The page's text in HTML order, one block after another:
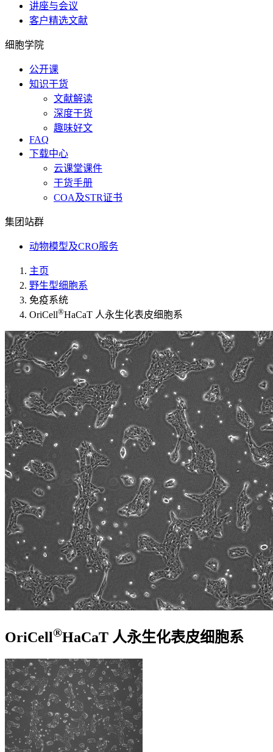
讲座与会议
客户精选文献
细胞学院
公开课
知识干货
文献解读
深度干货
趣味好文
FAQ
下载中心
云课堂课件
干货手册
COA及STR证书
集团站群
动物模型及CRO服务
主页
野生型细胞系
免疫系统
OriCell®HaCaT 人永生化表皮细胞系
OriCell®HaCaT 人永生化表皮细胞系